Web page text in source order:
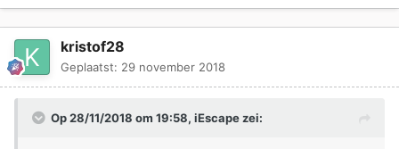
kristof28
Geplaatst: 29 november 2018
Op 28/11/2018 om 19:58, iEscapezei: